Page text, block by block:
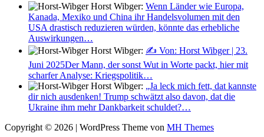
Horst Wibger: Wenn Länder wie Europa,
Kanada, Mexiko und China ihr Handelsvolumen mit den
USA drastisch reduzieren würden, könnte das erhebliche
Auswirkungen…
Horst Wibger: ✍️ Von: Horst Wibger | 23.
Juni 2025Der Mann, der sonst Wut in Worte packt, hier mit
scharfer Analyse: Kriegspolitik…
Horst Wibger: „Ja leck mich fett, dat kannste
dir nich ausdenken! Trump schwätzt also davon, dat die
Ukraine ihm mehr Dankbarkeit schuldet?…
Copyright © 2026 | WordPress Theme von MH Themes